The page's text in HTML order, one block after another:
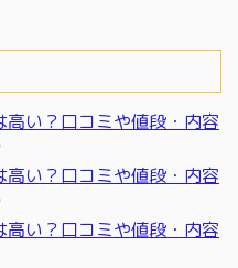
い？口コミや値段・内容
い？口コミや値段・内容
い？口コミや値段・内容